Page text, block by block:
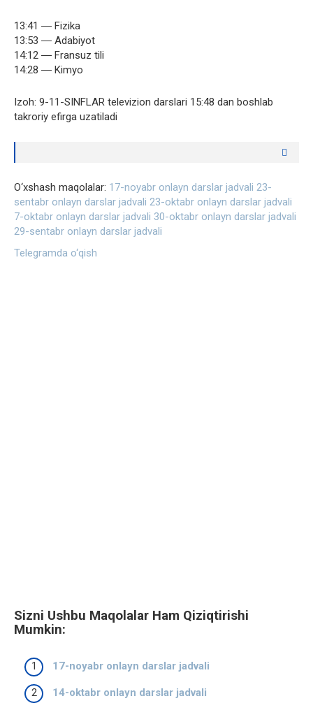
13:41 ― Fizika
13:53 ― Adabiyot
14:12 ― Fransuz tili
14:28 ― Kimyo
Izoh: 9-11-SINFLAR televizion darslari 15:48 dan boshlab
takroriy efirga uzatiladi
O‘xshash maqolalar: 17-noyabr onlayn darslar jadvali 23-
sentabr onlayn darslar jadvali 23-oktabr onlayn darslar jadvali
7-oktabr onlayn darslar jadvali 30-oktabr onlayn darslar jadvali
29-sentabr onlayn darslar jadvali
Telegramda o‘qish
Sizni Ushbu Maqolalar Ham Qiziqtirishi
Mumkin:
17-noyabr onlayn darslar jadvali
14-oktabr onlayn darslar jadvali